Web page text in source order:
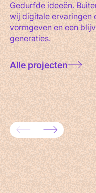
Gedurfde ideeën.
wij digitale ervaringen
vormgeven en een
generaties.
Alle projecten
Maxeda DIY
gemakkelijker,